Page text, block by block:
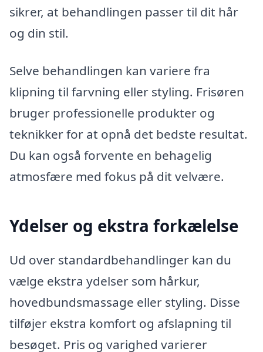
sikrer, at behandlingen passer til dit hår
og din stil.
Selve behandlingen kan variere fra
klipning til farvning eller styling. Frisøren
bruger professionelle produkter og
teknikker for at opnå det bedste resultat.
Du kan også forvente en behagelig
atmosfære med fokus på dit velvære.
Ydelser og ekstra forkælelse
Ud over standardbehandlinger kan du
vælge ekstra ydelser som hårkur,
hovedbundsmassage eller styling. Disse
tilføjer ekstra komfort og afslapning til
besøget. Pris og varighed varierer